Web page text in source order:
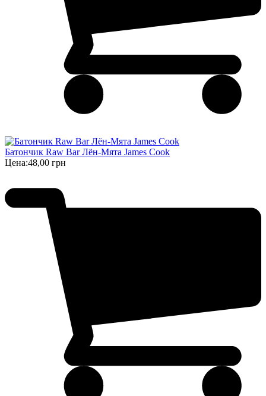
Батончик Raw Bar Лён-Мята James Cook
Цена:48,00 грн